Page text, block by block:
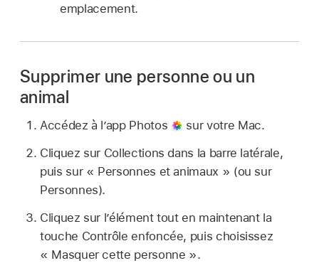
emplacement.
Supprimer une personne ou un
animal
Accédez à l’app Photos
sur votre Mac.
Cliquez sur Collections dans la barre latérale,
puis sur « Personnes et animaux » (ou sur
Personnes).
Cliquez sur l’élément tout en maintenant la
touche Contrôle enfoncée, puis choisissez
« Masquer cette personne ».